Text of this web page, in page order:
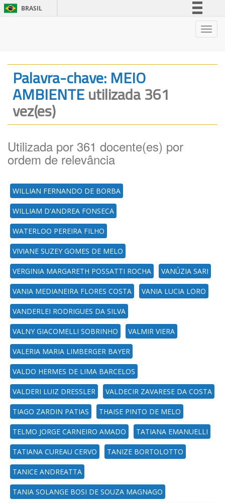
BRASIL
Legislação
Canais
Palavra-chave: MEIO
AMBIENTEutilizada 361
vez(es)
Utilizada por 361 docente(es) por
ordem de relevância
WILLIAN FERNANDO DE BORBA
WILLIAM D'ANDREA FONSECA
WATERLOO PEREIRA FILHO
VIVIANE SUZEY GOMES DE MELO
VERGINIA MARGARETH POSSATTI ROCHA VANÚZIA SARI
VANIA MEDIANEIRA FLORES COSTA VANIA LUCIA LORO
VANDERLEI RODRIGUES DA SILVA
VALNY GIACOMELLI SOBRINHO VALMIR VIERA
VALERIA MARIA LIMBERGER BAYER
VALDO HERMES DE LIMA BARCELOS
VALDERI LUIZ DRESSLER VALDECIR ZAVARESE DA COSTA
TIAGO ZARDIN PATIAS THAISE PINTO DE MELO
TELMO JORGE CARNEIRO AMADO TATIANA EMANUELLI
TATIANA CUREAU CERVO TANIZE BORTOLOTTO
TANICE ANDREATTA
TANIA SOLANGE BOSI DE SOUZA MAGNAGO